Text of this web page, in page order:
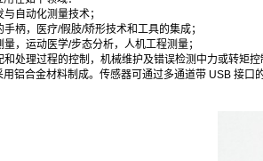
自动化测量技术；
手柄，医疗/假肢/矫形技术和工具的集成；
量，运动医学/步态分析，人机工程测量；
和处理过程的控制，机械维护及错误检测中力或转矩控
铝合金材料制成。传感器可通过多通道带 USB 接